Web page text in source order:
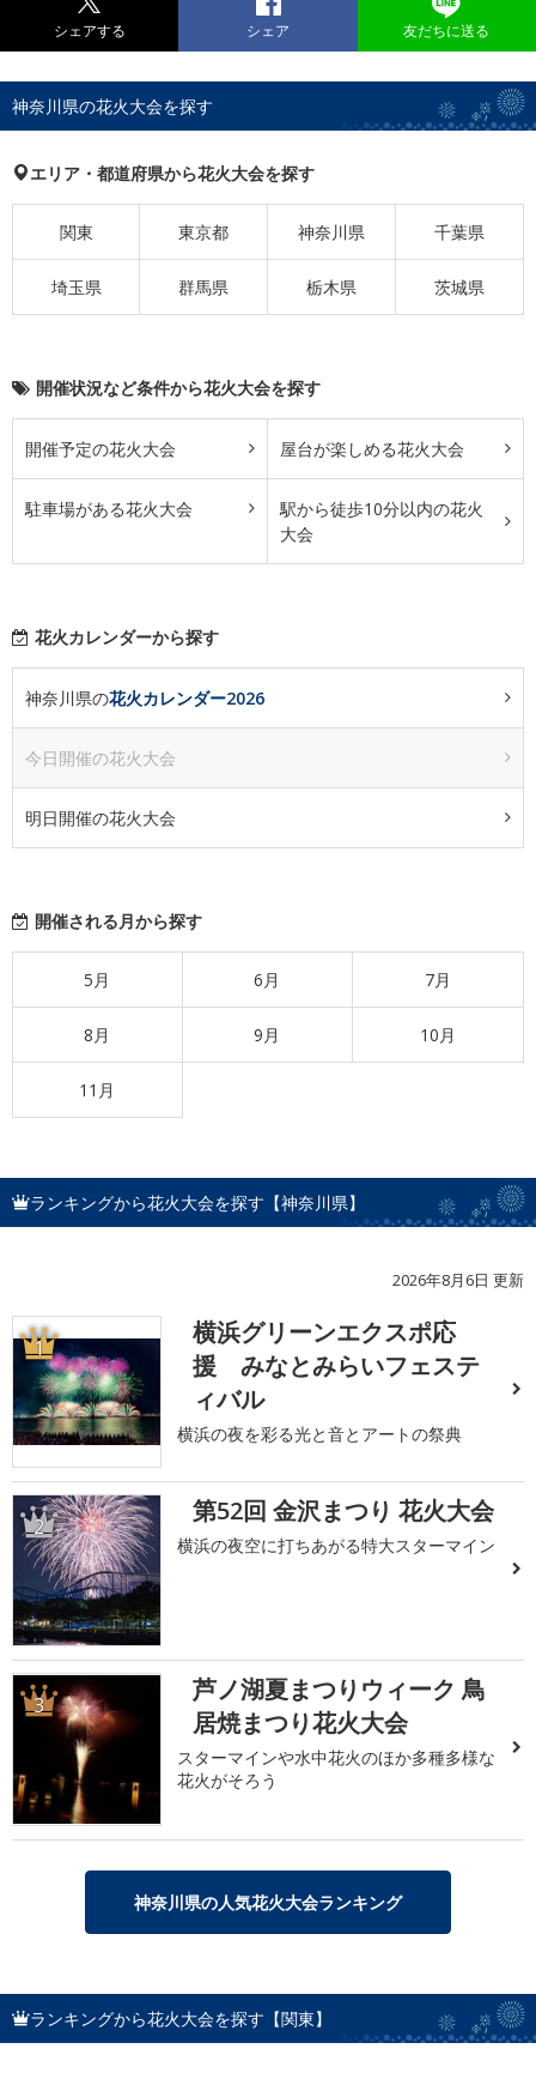
シェアする シェア 友だちに送る
神奈川県の花火大会を探す
エリア・都道府県から花火大会を探す
関東 東京都 神奈川県 千葉県
埼玉県 群馬県 栃木県 茨城県
開催状況など条件から花火大会を探す
開催予定の花火大会 屋台が楽しめる花火大会
駐車場がある花火大会
駅から徒歩10分以内の花火
大会
花火カレンダーから探す
神奈川県の花火カレンダー2026
今日開催の花火大会
明日開催の花火大会
開催される月から探す
5月 6月 7月
8月 9月 10月
11月
ランキングから花火大会を探す【神奈川県】
2026年8月6日 更新
1
横浜グリーンエクスポ応
援 みなとみらいフェステ
ィバル
横浜の夜を彩る光と音とアートの祭典
2 第52回 金沢まつり 花火大会
横浜の夜空に打ちあがる特大スターマイン
3
芦ノ湖夏まつりウィーク 鳥
居焼まつり花火大会
スターマインや水中花火のほか多種多様な
花火がそろう
神奈川県の人気花火大会ランキング
ランキングから花火大会を探す【関東】